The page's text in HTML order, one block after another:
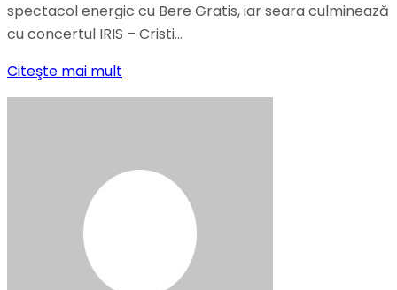
spectacol energic cu Bere Gratis, iar seara culminează
cu concertul IRIS – Cristi…
Citeşte mai mult